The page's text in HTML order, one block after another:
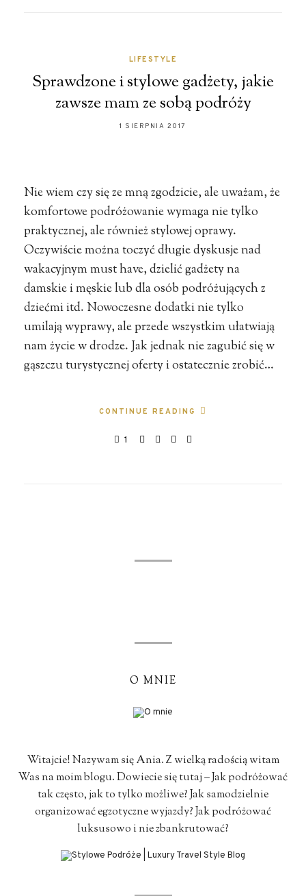
LIFESTYLE
Sprawdzone i stylowe gadżety, jakie
zawsze mam ze sobą podróży
1 SIERPNIA 2017
Nie wiem czy się ze mną zgodzicie, ale uważam, że
komfortowe podróżowanie wymaga nie tylko
praktycznej, ale również stylowej oprawy.
Oczywiście można toczyć długie dyskusje nad
wakacyjnym must have, dzielić gadżety na
damskie i męskie lub dla osób podróżujących z
dziećmi itd. Nowoczesne dodatki nie tylko
umilają wyprawy, ale przede wszystkim ułatwiają
nam życie w drodze. Jak jednak nie zagubić się w
gąszczu turystycznej oferty i ostatecznie zrobić…
CONTINUE READING
1
O MNIE
Witajcie! Nazywam się Ania. Z wielką radością witam
Was na moim blogu. Dowiecie się tutaj – Jak podróżować
tak często, jak to tylko możliwe? Jak samodzielnie
organizować egzotyczne wyjazdy? Jak podróżować
luksusowo i nie zbankrutować?